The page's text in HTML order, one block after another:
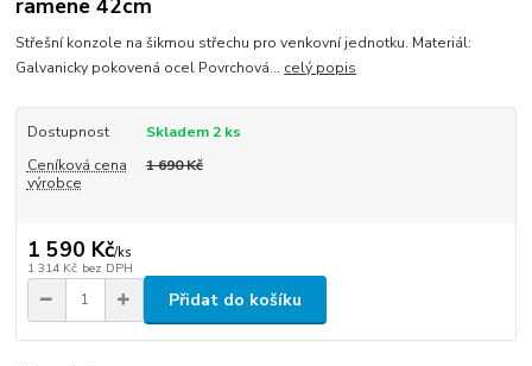
ramene 42cm
Střešní konzole na šikmou střechu pro venkovní jednotku. Materiál:
Galvanicky pokovená ocel Povrchová... celý popis
Dostupnost
Skladem 2 ks
Ceníková cena
výrobce
1 690 Kč
1 590 Kč/ks
1 314 Kč bez DPH
Přidat do košíku